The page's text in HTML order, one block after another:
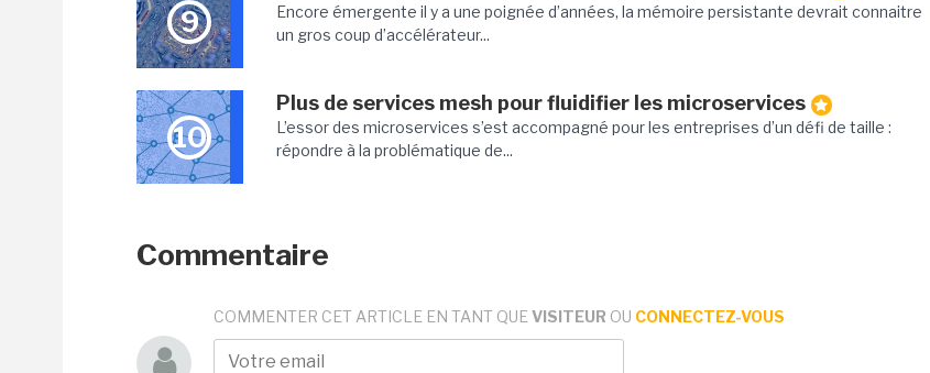
9
Encore émergente il y a une poignée d’années, la mémoire persistante devrait connaitre
un gros coup d’accélérateur...
10
Plus de services mesh pour fluidifier les microservices
L’essor des microservices s’est accompagné pour les entreprises d’un défi de taille :
répondre à la problématique de...
Commentaire
COMMENTER CET ARTICLE EN TANT QUE VISITEUR OU CONNECTEZ-VOUS